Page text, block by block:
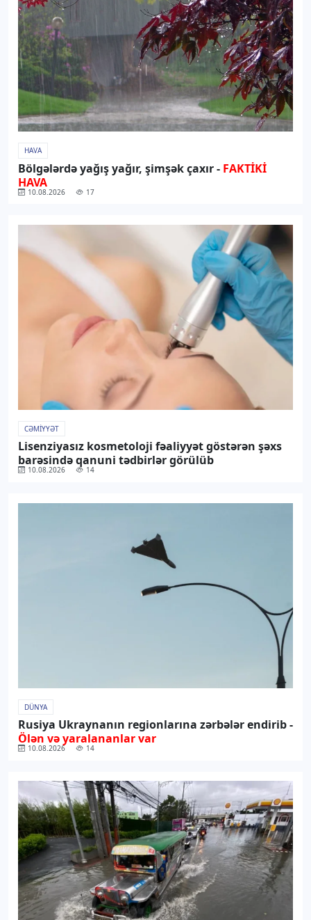
HAVA
Bölgələrdə yağış yağır, şimşək çaxır -FAKTİKİ
HAVA
10.08.2026 17
CƏMIYYƏT
Lisenziyasız kosmetoloji fəaliyyət göstərən şəxs
barəsində qanuni tədbirlər görülüb
10.08.2026 14
DÜNYA
Rusiya Ukraynanın regionlarına zərbələr endirib -
Ölən və yaralananlar var
10.08.2026 14